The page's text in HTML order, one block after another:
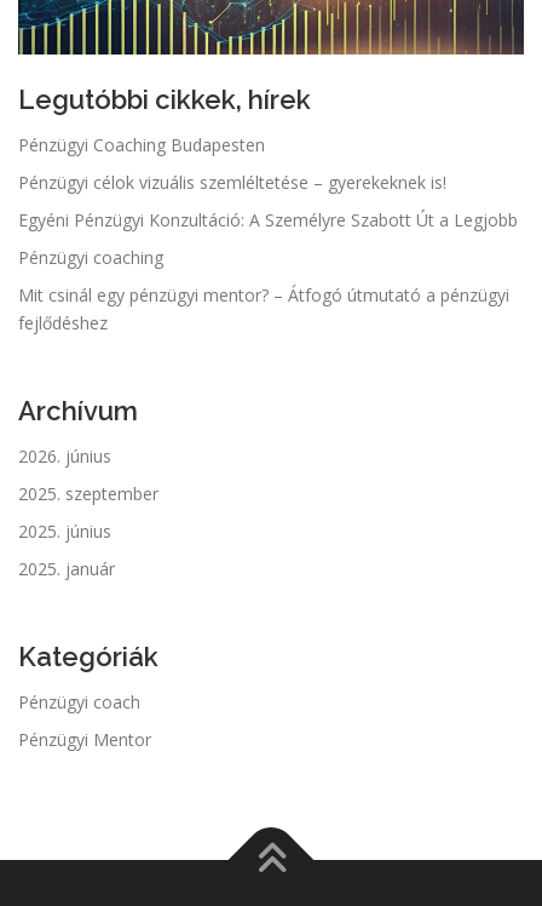
Legutóbbi cikkek, hírek
Pénzügyi Coaching Budapesten
Pénzügyi célok vizuális szemléltetése – gyerekeknek is!
Egyéni Pénzügyi Konzultáció: A Személyre Szabott Út a Legjobb
Pénzügyi coaching
Mit csinál egy pénzügyi mentor? – Átfogó útmutató a pénzügyi
fejlődéshez
Archívum
2026. június
2025. szeptember
2025. június
2025. január
Kategóriák
Pénzügyi coach
Pénzügyi Mentor